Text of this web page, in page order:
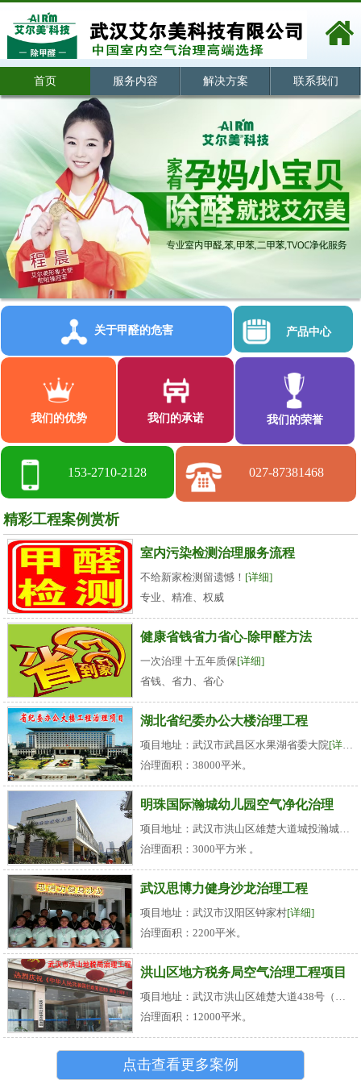
首页 服务内容 解决方案 联系我们
关于甲醛的危害 产品中心
我们的优势 我们的承诺 我们的荣誉
153-2710-2128 027-87381468
精彩工程案例赏析
室内污染检测治理服务流程
不给新家检测留遗憾！ [详细]
专业、精准、权威
健康省钱省力省心-除甲醛方法
一次治理 十五年质保[详细]
省钱、省力、省心
湖北省纪委办公大楼治理工程
项目地址：武汉市武昌区水果湖省委大院[详细]
治理面积：38000平米。
明珠国际瀚城幼儿园空气净化治理
治理面积：3000平方米 。
武汉思博力健身沙龙治理工程
项目地址：武汉市汉阳区钟家村[详细]
治理面积：2200平米。
洪山区地方税务局空气治理工程项目
治理面积：12000平米。
点击查看更多案例